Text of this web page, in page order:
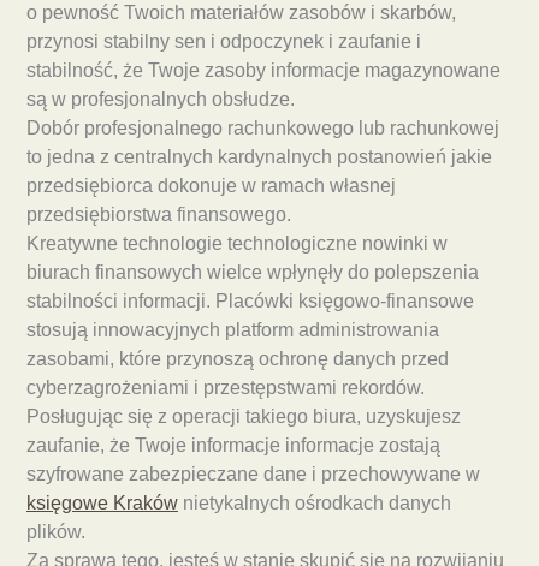
o pewność Twoich materiałów zasobów i skarbów,
przynosi stabilny sen i odpoczynek i zaufanie i
stabilność, że Twoje zasoby informacje magazynowane
są w profesjonalnych obsłudze.
Dobór profesjonalnego rachunkowego lub rachunkowej
to jedna z centralnych kardynalnych postanowień jakie
przedsiębiorca dokonuje w ramach własnej
przedsiębiorstwa finansowego.
Kreatywne technologie technologiczne nowinki w
biurach finansowych wielce wpłynęły do polepszenia
stabilności informacji. Placówki księgowo-finansowe
stosują innowacyjnych platform administrowania
zasobami, które przynoszą ochronę danych przed
cyberzagrożeniami i przestępstwami rekordów.
Posługując się z operacji takiego biura, uzyskujesz
zaufanie, że Twoje informacje informacje zostają
szyfrowane zabezpieczane dane i przechowywane w
księgowe Kraków nietykalnych ośrodkach danych
plików.
Za sprawą tego, jesteś w stanie skupić się na rozwijaniu